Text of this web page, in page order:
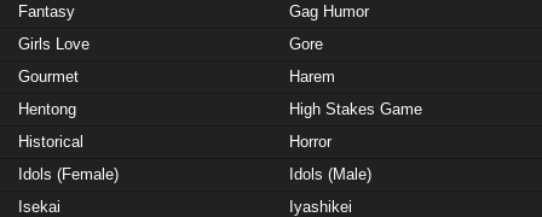
Fantasy
Gag Humor
Girls Love
Gore
Gourmet
Harem
Hentong
High Stakes Game
Historical
Horror
Idols (Female)
Idols (Male)
Isekai
Iyashikei